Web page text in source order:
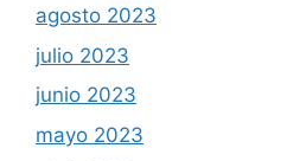
agosto 2023
julio 2023
junio 2023
mayo 2023